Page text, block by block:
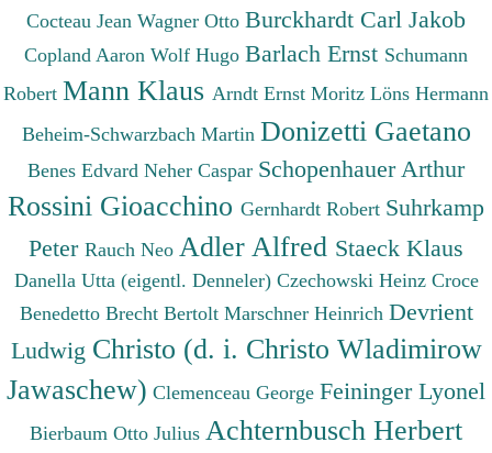
Cocteau Jean Wagner Otto Burckhardt Carl Jakob
Copland Aaron Wolf Hugo Barlach Ernst Schumann
Robert Mann Klaus Arndt Ernst Moritz Löns Hermann
Beheim-Schwarzbach Martin Donizetti Gaetano
Benes Edvard Neher Caspar Schopenhauer Arthur
Rossini Gioacchino Gernhardt Robert Suhrkamp
Peter Rauch Neo Adler Alfred Staeck Klaus
Danella Utta (eigentl. Denneler) Czechowski Heinz Croce
Benedetto Brecht Bertolt Marschner Heinrich Devrient
Ludwig Christo (d. i. Christo Wladimirow
Jawaschew) Clemenceau George Feininger Lyonel
Bierbaum Otto Julius Achternbusch Herbert